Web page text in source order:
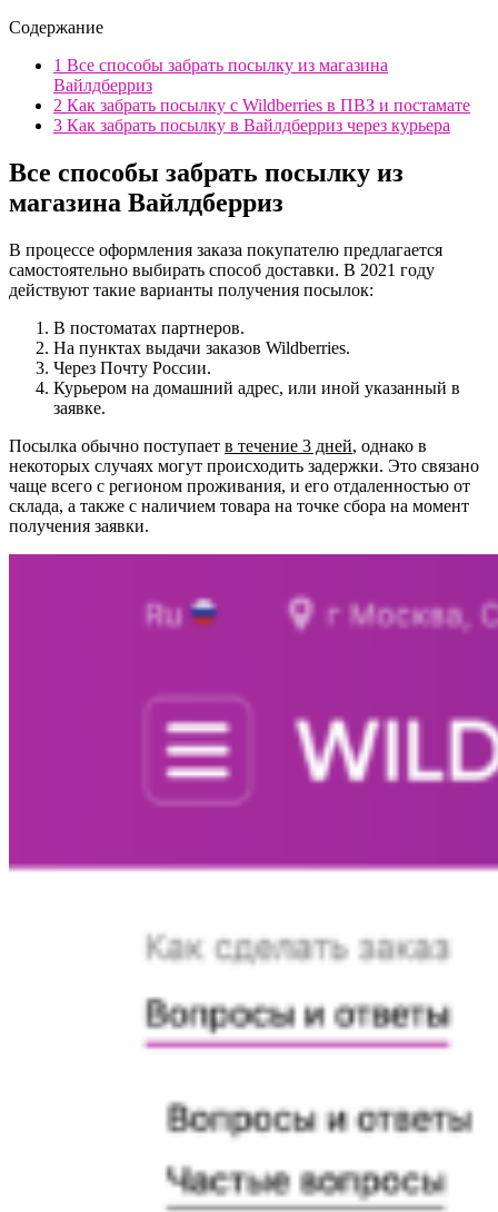
Содержание
1 Все способы забрать посылку из магазина
Вайлдберриз
2 Как забрать посылку с Wildberries в ПВЗ и постамате
3 Как забрать посылку в Вайлдберриз через курьера
Все способы забрать посылку из
магазина Вайлдберриз
В процессе оформления заказа покупателю предлагается
самостоятельно выбирать способ доставки. В 2021 году
действуют такие варианты получения посылок:
В постоматах партнеров.
На пунктах выдачи заказов Wildberries.
Через Почту России.
Курьером на домашний адрес, или иной указанный в
заявке.
Посылка обычно поступает в течение 3 дней, однако в
некоторых случаях могут происходить задержки. Это связано
чаще всего с регионом проживания, и его отдаленностью от
склада, а также с наличием товара на точке сбора на момент
получения заявки.